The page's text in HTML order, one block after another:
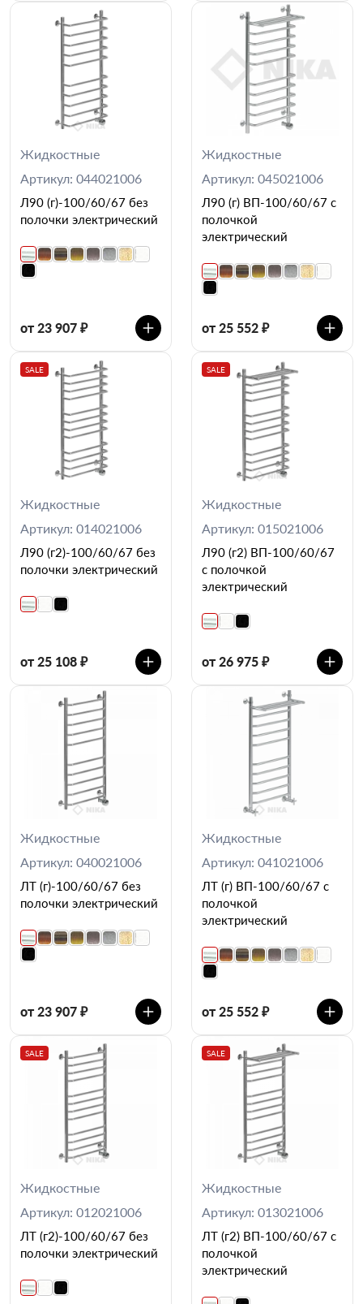
Жидкостные
Артикул: 044021006
Л90 (г)-100/60/67 без
полочки электрический
от 23 907 ₽
Жидкостные
Артикул: 045021006
Л90 (г) ВП-100/60/67 с
полочкой
электрический
от 25 552 ₽
SALE
Жидкостные
Артикул: 014021006
Л90 (г2)-100/60/67 без
полочки электрический
от 25 108 ₽
SALE
Жидкостные
Артикул: 015021006
Л90 (г2) ВП-100/60/67
с полочкой
электрический
от 26 975 ₽
Жидкостные
Артикул: 040021006
ЛТ (г)-100/60/67 без
полочки электрический
от 23 907 ₽
Жидкостные
Артикул: 041021006
ЛТ (г) ВП-100/60/67 с
полочкой
электрический
от 25 552 ₽
SALE
Жидкостные
Артикул: 012021006
ЛТ (г2)-100/60/67 без
полочки электрический
SALE
Жидкостные
Артикул: 013021006
ЛТ (г2) ВП-100/60/67 с
полочкой
электрический